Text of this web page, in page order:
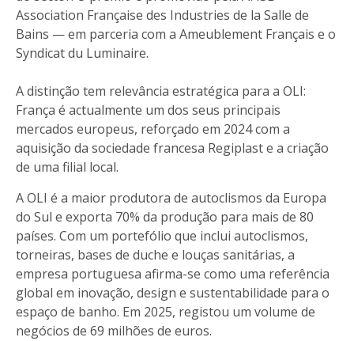
Association Française des Industries de la Salle de
Bains — em parceria com a Ameublement Français e o
Syndicat du Luminaire.
A distinção tem relevância estratégica para a OLI:
França é actualmente um dos seus principais
mercados europeus, reforçado em 2024 com a
aquisição da sociedade francesa Regiplast e a criação
de uma filial local.
A OLI é a maior produtora de autoclismos da Europa
do Sul e exporta 70% da produção para mais de 80
países. Com um portefólio que inclui autoclismos,
torneiras, bases de duche e louças sanitárias, a
empresa portuguesa afirma-se como uma referência
global em inovação, design e sustentabilidade para o
espaço de banho. Em 2025, registou um volume de
negócios de 69 milhões de euros.